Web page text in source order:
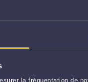
la fréquentation de